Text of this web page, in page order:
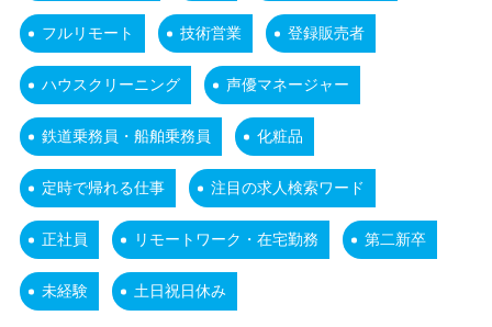
フルリモート 技術営業 登録販売者
ハウスクリーニング 声優マネージャー
鉄道乗務員・船舶乗務員 化粧品
定時で帰れる仕事 注目の求人検索ワード
正社員 リモートワーク・在宅勤務 第二新卒
未経験 土日祝日休み